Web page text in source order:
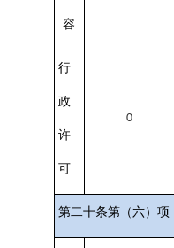
容
行
政
许
可
0
第二十条第（六）项